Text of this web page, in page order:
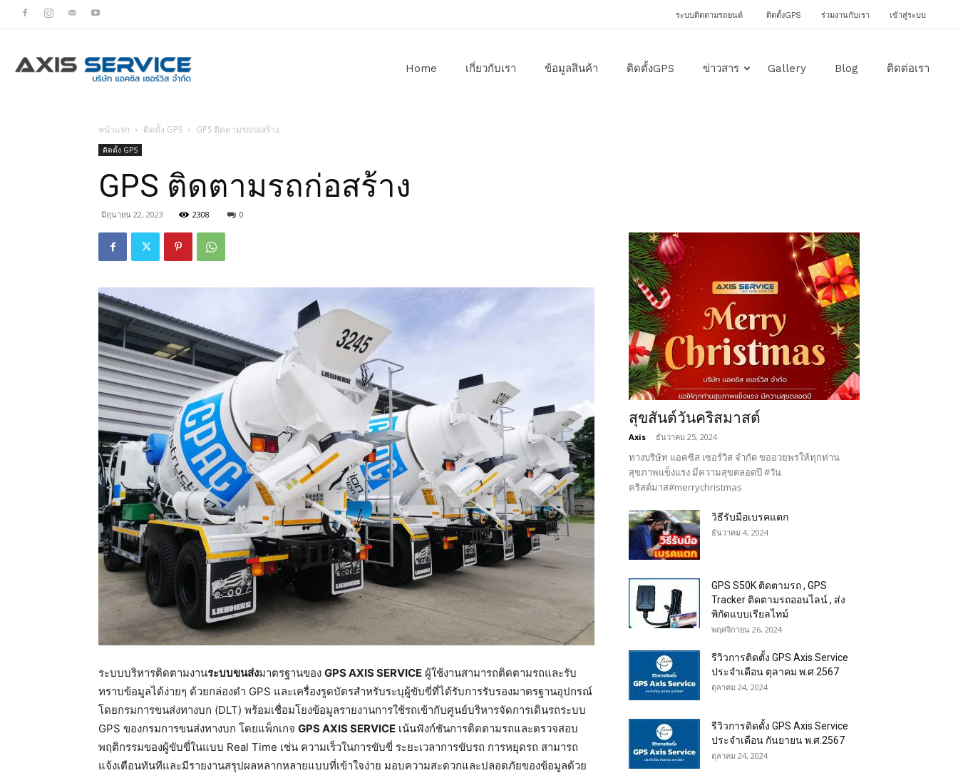
ระบบติดตามรถยนต์ ติดตั้งGPS ร่วมงานกับเรา เข้าสู่ระบบ
เอส
เชียงใหม่
Home เกี่ยวกับเรา ข้อมูลสินค้า ติดตั้งGPS ข่าวสาร Gallery Blog ติดต่อเรา
หน้าแรก ติดตั้ง GPS GPS ติดตามรถก่อสร้าง
ติดตั้ง GPS
GPS ติดตามรถก่อสร้าง
มิถุนายน 22, 2023 2308 0
ระบบบริหารติดตามงานระบบขนส่งมาตรฐานของ GPS AXIS SERVICE ผู้ใช้งานสามารถติดตามรถและรับ
ทราบข้อมูลได้ง่ายๆ ด้วยกล่องดำ GPS และเครื่องรูดบัตรสำหรับระบุผู้ขับขี่ที่ได้รับการรับรองมาตรฐานอุปกรณ์
โดยกรมการขนส่งทางบก (DLT) พร้อมเชื่อมโยงข้อมูลรายงานการใช้รถเข้ากับศูนย์บริหารจัดการเดินรถระบบ
GPS ของกรมการขนส่งทางบก โดยแพ็กเกจ GPS AXIS SERVICE เน้นฟังก์ชันการติดตามรถและตรวจสอบ
พฤติกรรมของผู้ขับขี่ในแบบ Real Time เช่น ความเร็วในการขับขี่ ระยะเวลาการขับรถ การหยุดรถ สามารถ
แจ้งเตือนทันทีและมีรายงานสรุปผลหลากหลายแบบที่เข้าใจง่าย มอบความสะดวกและปลอดภัยของข้อมูลด้วย
สุขสันต์วันคริสมาสต์
Axis - ธันวาคม 25, 2024
ทางบริษัท แอคซิส เซอร์วิส จำกัด ขออวยพรให้ทุกท่าน
สุขภาพแข็งแรง มีความสุขตลอดปี #วัน
คริสต์มาส#merrychristmas
วิธีรับมือเบรคแตก
ธันวาคม 4, 2024
GPS S50K ติดตามรถ , GPS
Tracker ติดตามรถออนไลน์ , ส่ง
พิกัดแบบเรียลไทม์
พฤศจิกายน 26, 2024
รีวิวการติดตั้ง GPS Axis Service
ประจำเดือน ตุลาคม พ.ศ.2567
ตุลาคม 24, 2024
รีวิวการติดตั้ง GPS Axis Service
ประจำเดือน กันยายน พ.ศ.2567
ตุลาคม 24, 2024